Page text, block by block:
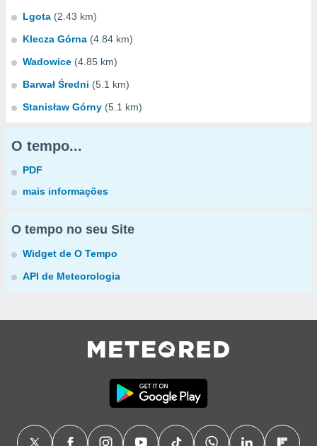
Lgota (2.43 km)
Klecza Górna (4.84 km)
Wadowice (4.85 km)
Barwał Średni (5.1 km)
Stanisław Górny (5.1 km)
O tempo...
PDF
mais informações
O tempo no seu Site
Widget de O Tempo
API de Meteorologia